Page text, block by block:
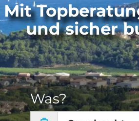
Mit
und sicher
Was?